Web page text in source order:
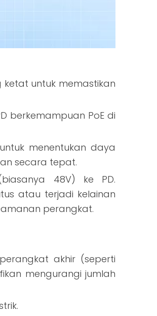
ketat untuk memastikan
berkemampuan PoE di
menentukan daya
secara tepat.
48V) ke PD.
atau terjadi kelainan
perangkat.
akhir (seperti
mengurangi jumlah